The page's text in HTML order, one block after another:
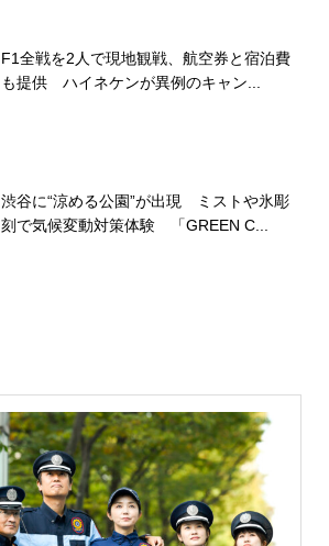
F1全戦を2人で現地観戦、航空券と宿泊費
も提供 ハイネケンが異例のキャン...
渋谷に“涼める公園”が出現 ミストや氷彫
刻で気候変動対策体験 「GREEN C...